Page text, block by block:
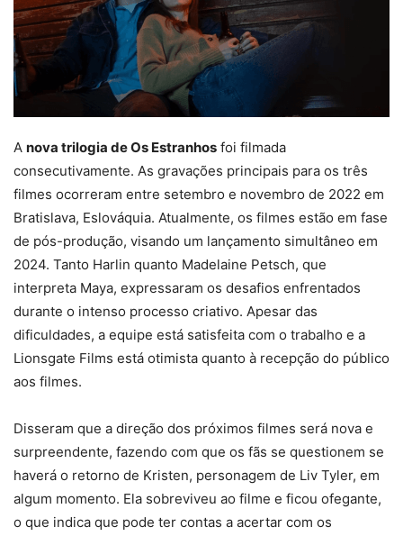
A nova trilogia de Os Estranhos foi filmada
consecutivamente. As gravações principais para os três
filmes ocorreram entre setembro e novembro de 2022 em
Bratislava, Eslováquia. Atualmente, os filmes estão em fase
de pós-produção, visando um lançamento simultâneo em
2024. Tanto Harlin quanto Madelaine Petsch, que
interpreta Maya, expressaram os desafios enfrentados
durante o intenso processo criativo. Apesar das
dificuldades, a equipe está satisfeita com o trabalho e a
Lionsgate Films está otimista quanto à recepção do público
aos filmes.
Disseram que a direção dos próximos filmes será nova e
surpreendente, fazendo com que os fãs se questionem se
haverá o retorno de Kristen, personagem de Liv Tyler, em
algum momento. Ela sobreviveu ao filme e ficou ofegante,
o que indica que pode ter contas a acertar com os